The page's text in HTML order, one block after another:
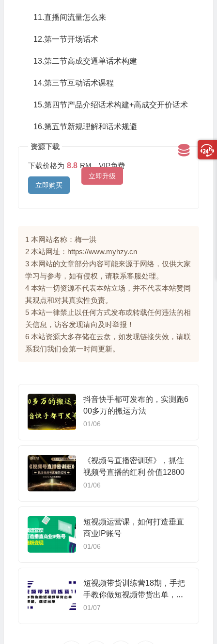
11.直播间流量怎么来
12.第一节开场话术
13.第二节高成交逼单话术构建
14.第三节互动话术课程
15.第四节产品介绍话术构建+高成交开价话术
16.第五节新规理解和话术规避
资源下载
下载价格为 8.8 RM，VIP免费
立即升级
立即购买
1 本网站名称：梅一洪
2 本站网址：https://www.myhzy.cn
3 本网站的文章部分内容可能来源于网络，仅供大家
学习与参考，如有侵权，请联系客服处理。
4 本站一切资源不代表本站立场，并不代表本站赞同
其观点和对其真实性负责。
5 本站一律禁止以任何方式发布或转载任何违法的相
关信息，访客发现请向及时举报！
6 本站资源大多存储在云盘，如发现链接失效，请联
系我们我们会第一时间更新。
抖音快手都可发布的，实测跑6
00多万的搬运方法
01/06
《视频号直播密训班》，抓住
视频号直播的红利 价值12800
01/06
短视频运营课，如何打造垂直
商业IP账号
01/06
短视频带货训练营18期，手把
手教你做短视频带货出单，听
话照做，保证出单
01/07